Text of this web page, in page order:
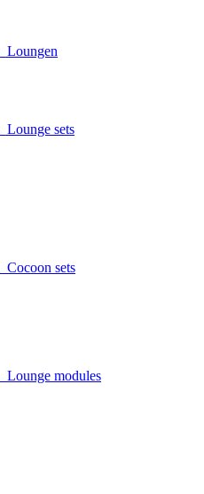
Loungen
Lounge sets
Cocoon sets
Lounge modules